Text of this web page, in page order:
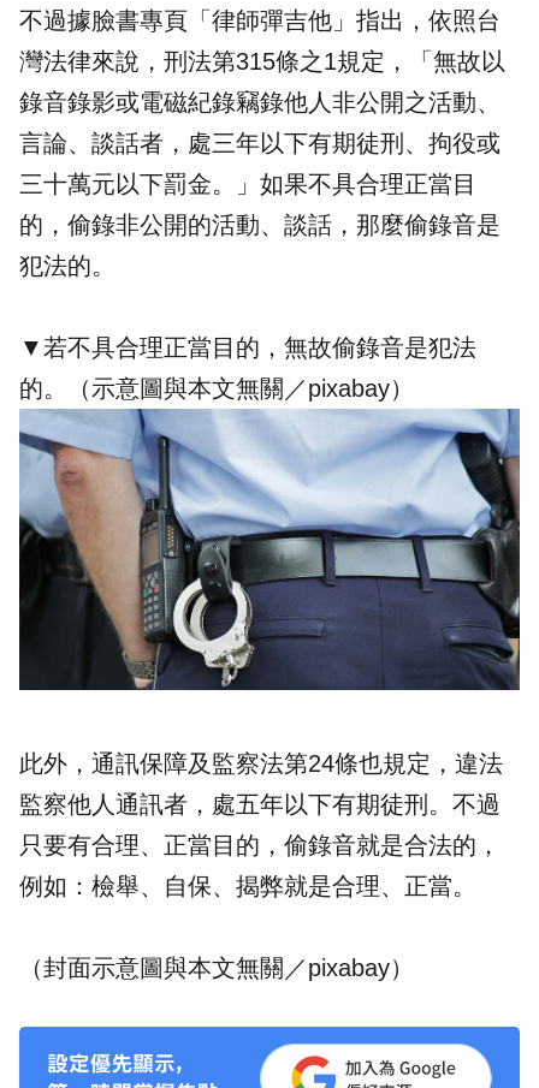
不過據臉書專頁「律師彈吉他」指出，依照台
灣法律來說，刑法第315條之1規定，「無故以
錄音錄影或電磁紀錄竊錄他人非公開之活動、
言論、談話者，處三年以下有期徒刑、拘役或
三十萬元以下罰金。」如果不具合理正當目
的，偷錄非公開的活動、談話，那麼偷錄音是
犯法的。
▼若不具合理正當目的，無故偷錄音是犯法
的。（示意圖與本文無關／pixabay）
此外，通訊保障及監察法第24條也規定，違法
監察他人通訊者，處五年以下有期徒刑。不過
只要有合理、正當目的，偷錄音就是合法的，
例如：檢舉、自保、揭弊就是合理、正當。
（封面示意圖與本文無關／pixabay）